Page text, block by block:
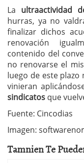
La ultraactividad
hurras, ya no
finalizar dichos
renovación
contenido del
no renovarse el
luego de este
vinieran
sindicatos que
Fuente: Cincodias
Imagen:
Tamnien Te